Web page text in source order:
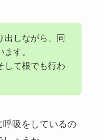
出しながら、同
す。
して根でも行わ
吸をしているの